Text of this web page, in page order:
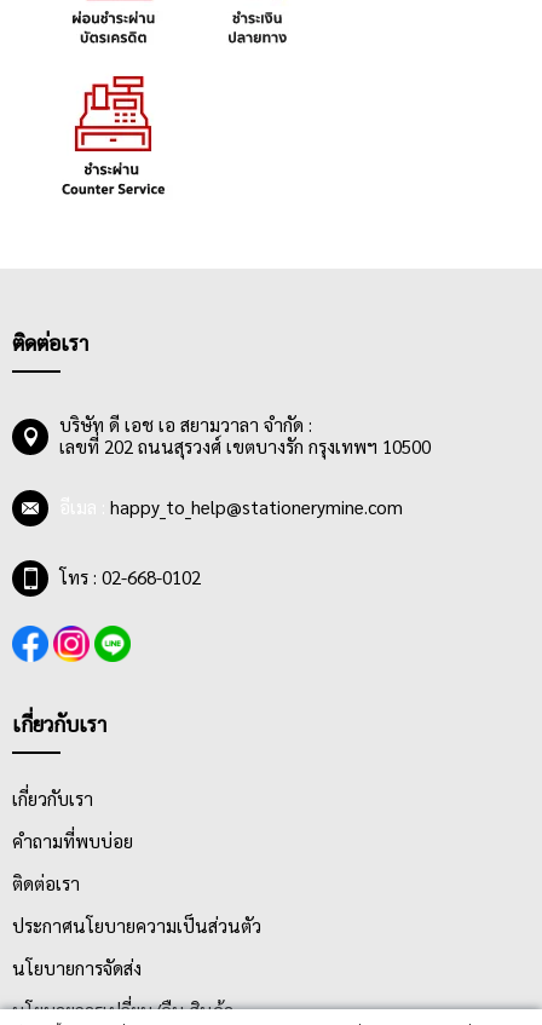
ติดต่อเรา
บริษัท ดี เอช เอ สยามวาลา จำกัด :
เลขที่ 202 ถนนสุรวงศ์ เขตบางรัก กรุงเทพฯ 10500
happy_to_help@stationerymine.com
โทร : 02-668-0102
เกี่ยวกับเรา
เกี่ยวกับเรา
คำถามที่พบบ่อย
ติดต่อเรา
ประกาศนโยบายความเป็นส่วนตัว
นโยบายการจัดส่ง
นโยบายการเปลี่ยน/คืน สินค้า